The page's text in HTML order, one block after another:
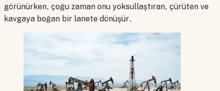
görünürken, çoğu zaman onu yoksullaştıran, çürüten ve
kavgaya boğan bir lanete dönüşür.